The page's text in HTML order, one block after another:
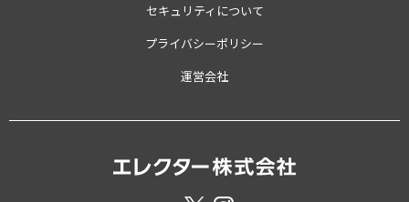
セキュリティについて
プライバシーポリシー
運営会社